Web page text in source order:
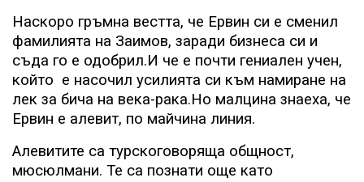
Наскоро гръмна вестта, че Ервин си е сменил
фамилията на Заимов, заради бизнеса си и
съда го е одобрил.И че е почти гениален учен,
който е насочил усилията си към намиране на
лек за бича на века-рака.Но малцина знаеха, че
Ервин е алевит, по майчина линия.
Алевитите са турскоговоряща общност,
мюсюлмани. Те са познати още като